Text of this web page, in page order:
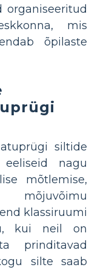
organiseeritud
mis
õpilaste
siltide
nagu
mõtlemise,
klassiruumi
kui neil on
prinditavad
silte saab